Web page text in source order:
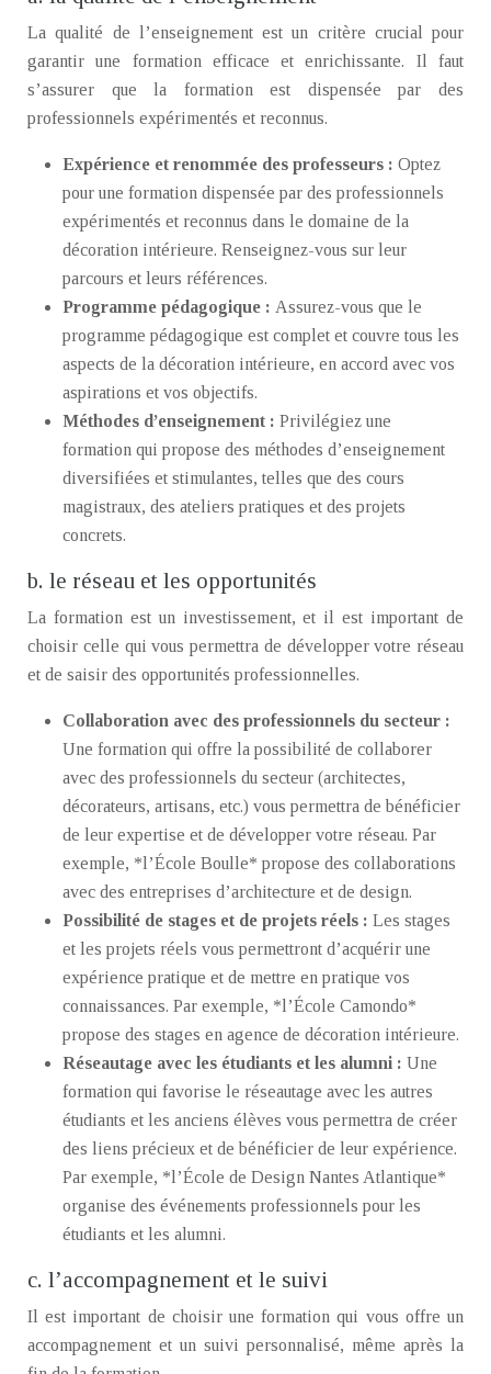
La qualité de l’enseignement est un critère crucial pour
garantir une formation efficace et enrichissante. Il faut
s’assurer que la formation est dispensée par des
professionnels expérimentés et reconnus.
Expérience et renommée des professeurs : Optez
pour une formation dispensée par des professionnels
expérimentés et reconnus dans le domaine de la
décoration intérieure. Renseignez-vous sur leur
parcours et leurs références.
Programme pédagogique : Assurez-vous que le
programme pédagogique est complet et couvre tous les
aspects de la décoration intérieure, en accord avec vos
aspirations et vos objectifs.
Méthodes d’enseignement : Privilégiez une
formation qui propose des méthodes d’enseignement
diversifiées et stimulantes, telles que des cours
magistraux, des ateliers pratiques et des projets
concrets.
b. le réseau et les opportunités
La formation est un investissement, et il est important de
choisir celle qui vous permettra de développer votre réseau
et de saisir des opportunités professionnelles.
Collaboration avec des professionnels du secteur :
Une formation qui offre la possibilité de collaborer
avec des professionnels du secteur (architectes,
décorateurs, artisans, etc.) vous permettra de bénéficier
de leur expertise et de développer votre réseau. Par
exemple, *l’École Boulle* propose des collaborations
avec des entreprises d’architecture et de design.
Possibilité de stages et de projets réels : Les stages
et les projets réels vous permettront d’acquérir une
expérience pratique et de mettre en pratique vos
connaissances. Par exemple, *l’École Camondo*
propose des stages en agence de décoration intérieure.
Réseautage avec les étudiants et les alumni : Une
formation qui favorise le réseautage avec les autres
étudiants et les anciens élèves vous permettra de créer
des liens précieux et de bénéficier de leur expérience.
Par exemple, *l’École de Design Nantes Atlantique*
organise des événements professionnels pour les
étudiants et les alumni.
c. l’accompagnement et le suivi
Il est important de choisir une formation qui vous offre un
accompagnement et un suivi personnalisé, même après la